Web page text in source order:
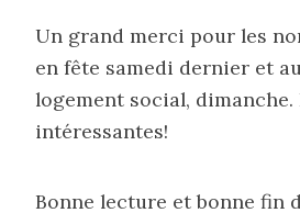
Un grand merci pour les
en fête samedi dernier et
logement social,
intéressantes!
Bonne lecture et bonne fin